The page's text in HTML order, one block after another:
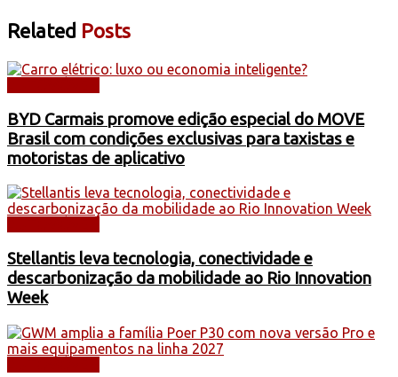
Related Posts
BYD Carmais promove edição especial do MOVE
Brasil com condições exclusivas para taxistas e
motoristas de aplicativo
Stellantis leva tecnologia, conectividade e
descarbonização da mobilidade ao Rio Innovation
Week